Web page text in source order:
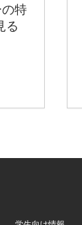
特
る